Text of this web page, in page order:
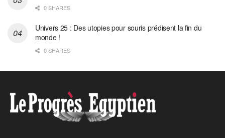
0 SHARES
Univers 25 : Des utopies pour souris prédisent la fin du
monde !
0 SHARES